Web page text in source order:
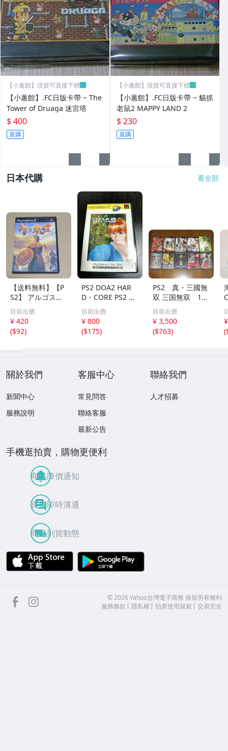
【小蕙館】現貨可直接下標
【小蕙館】.FC日版卡帶 ~ The
Tower of Druaga 迷宮塔
$ 400
直購
【小蕙館】現貨可直接下標
【小蕙館】.FC日版卡帶 ~ 貓抓
老鼠2 MAPPY LAND 2
$ 230
直購
日本代購 看全部
【送料無料】【P
S2】 アルゴスの
戦士
目前出價
¥ 420
($92)
PS2 DOA2 HAR
D・CORE PS2 プ
レイステーション
2 デッドオアアラ
イブ ハードコア
DOA2 起動確認
目前出價
¥ 800
($175)
PS2 真・三國無
双 三国無双 1+2
+2 猛将伝+最強デ
ータ+3+3 猛将伝
+3 Empires+4+4
猛将伝+4 Empire
目前出價
¥ 3,500
($763)
(
關於我們
新聞中心
服務說明
客服中心
常見問答
聯絡客服
最新公告
聯絡我們
人才招募
手機逛拍賣，購物更便利
商品降價通知
買賣即時溝通
商品到貨動態
APP Store
facebook ©2026 Yahoo台灣電子商務 保留所有權利
服務條款
隱私權 拍賣使用規範 交易安全